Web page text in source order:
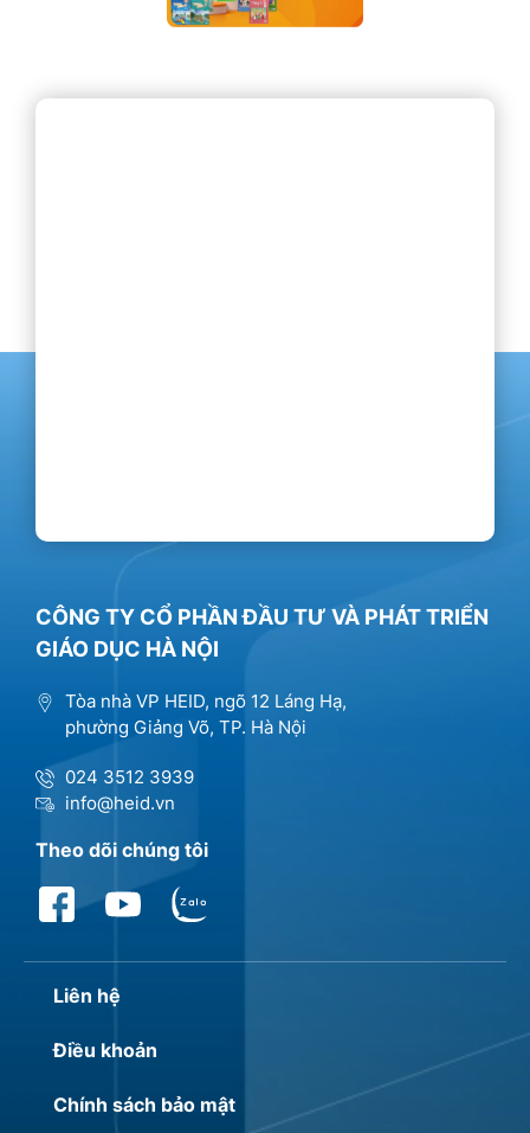
CÔNG TY CỔ PHẦN ĐẦU TƯ VÀ PHÁT TRIỂN
GIÁO DỤC HÀ NỘI
Tòa nhà VP HEID, ngõ 12 Láng Hạ,
phường Giảng Võ, TP. Hà Nội
024 3512 3939
info@heid.vn
Theo dõi chúng tôi
Liên hệ
Điều khoản
Chính sách bảo mật